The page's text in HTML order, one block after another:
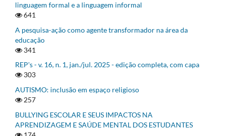
linguagem formal e a linguagem informal
641
A pesquisa-ação como agente transformador na área da
educação
341
REP's - v. 16, n. 1, jan./jul. 2025 - edição completa, com capa
303
AUTISMO: inclusão em espaço religioso
257
BULLYING ESCOLAR E SEUS IMPACTOS NA
APRENDIZAGEM E SAÚDE MENTAL DOS ESTUDANTES